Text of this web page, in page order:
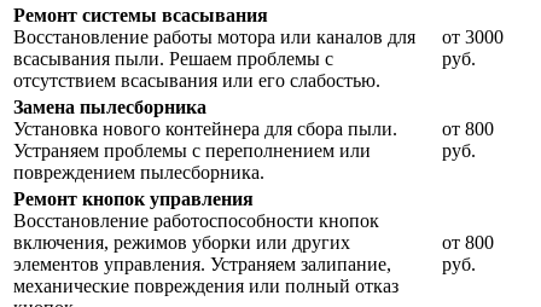
Ремонт системы всасывания
Восстановление работы мотора или каналов для
всасывания пыли. Решаем проблемы с
отсутствием всасывания или его слабостью.
от 3000
руб.
Замена пылесборника
Установка нового контейнера для сбора пыли.
Устраняем проблемы с переполнением или
повреждением пылесборника.
от 800
руб.
Ремонт кнопок управления
Восстановление работоспособности кнопок
включения, режимов уборки или других
элементов управления. Устраняем залипание,
механические повреждения или полный отказ
от 800
руб.